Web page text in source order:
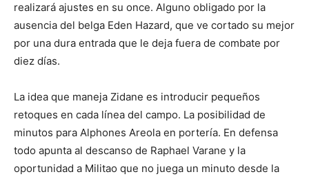
realizará ajustes en su once. Alguno obligado por la
ausencia del belga Eden Hazard, que ve cortado su mejor
por una dura entrada que le deja fuera de combate por
diez días.
La idea que maneja Zidane es introducir pequeños
retoques en cada línea del campo. La posibilidad de
minutos para Alphones Areola en portería. En defensa
todo apunta al descanso de Raphael Varane y la
oportunidad a Militao que no juega un minuto desde la